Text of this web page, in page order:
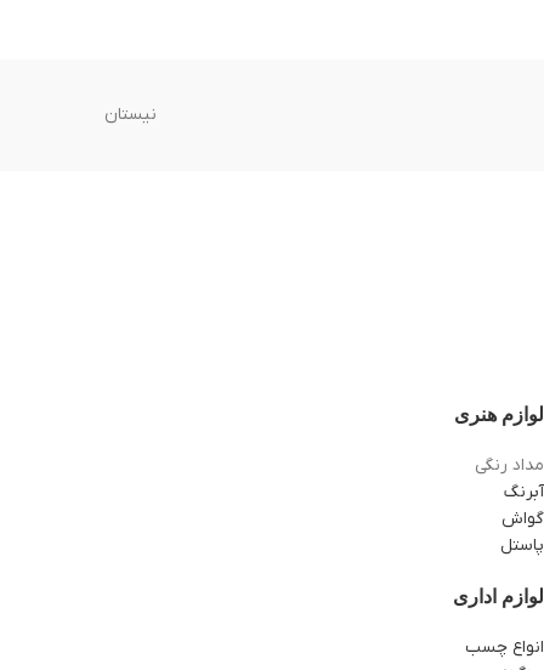
نیستان
لوازم هنری
مداد رنگی
آبرنگ
گواش
پاستل
لوازم اداری
انواع چسب